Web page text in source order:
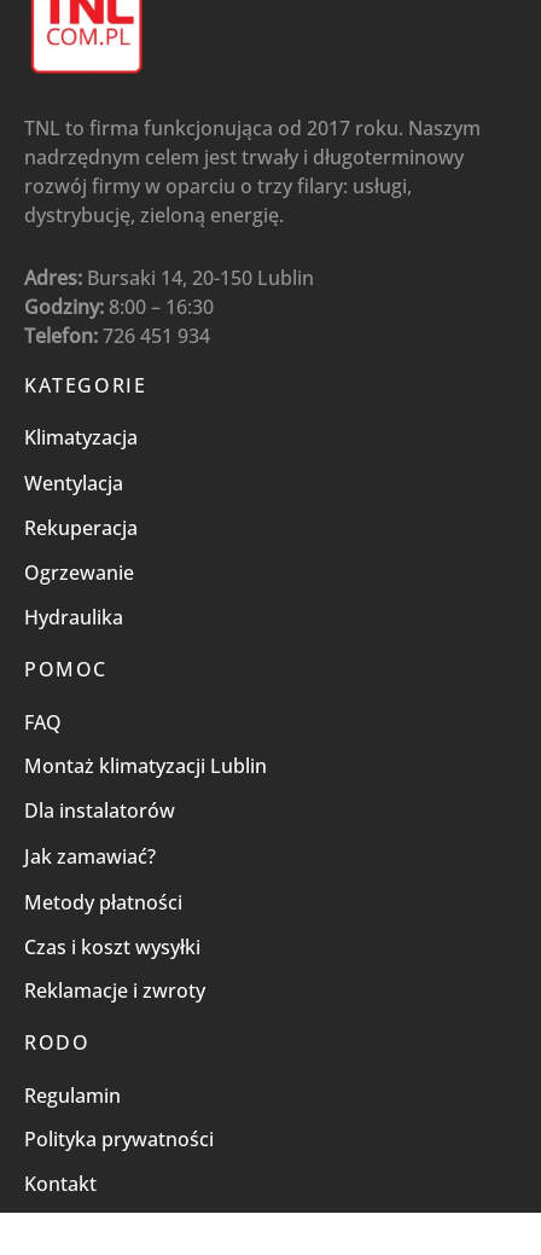
TNL to firma funkcjonująca od 2017 roku. Naszym
nadrzędnym celem jest trwały i długoterminowy
rozwój firmy w oparciu o trzy filary: usługi,
dystrybucję, zieloną energię.
Adres: Bursaki 14, 20-150 Lublin
Godziny: 8:00 – 16:30
Telefon:726 451 934
KATEGORIE
Klimatyzacja
Wentylacja
Rekuperacja
Ogrzewanie
Hydraulika
POMOC
FAQ
Montaż klimatyzacji Lublin
Dla instalatorów
Jak zamawiać?
Metody płatności
Czas i koszt wysyłki
Reklamacje i zwroty
RODO
Regulamin
Polityka prywatności
Kontakt